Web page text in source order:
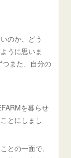
のか、どう
うに思いま
また、自分の
を暮らせ
とにしまし
との一面で、